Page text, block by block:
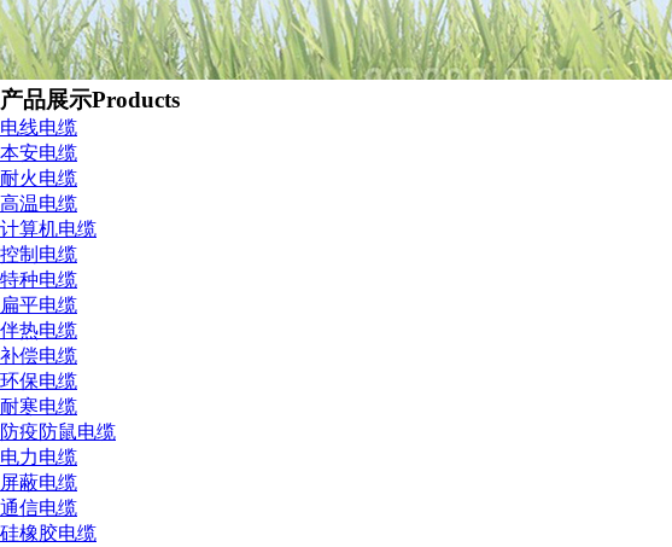
产品展示Products
电线电缆
本安电缆
耐火电缆
高温电缆
计算机电缆
控制电缆
特种电缆
扁平电缆
伴热电缆
补偿电缆
环保电缆
耐寒电缆
防疫防鼠电缆
电力电缆
屏蔽电缆
通信电缆
硅橡胶电缆